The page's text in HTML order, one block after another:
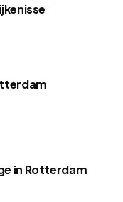
in Rotterdam